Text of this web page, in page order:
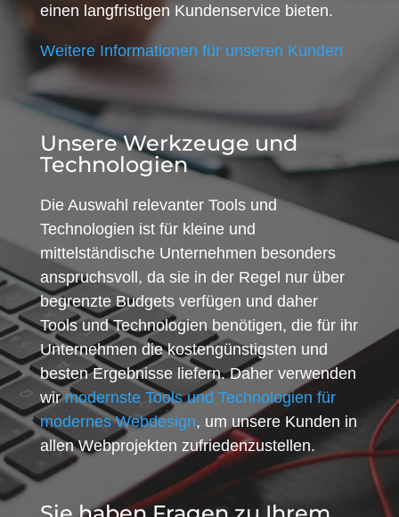
einen langfristigen Kundenservice bieten.
Weitere Informationen für unseren Kunden
Unsere Werkzeuge und
Technologien
Die Auswahl relevanter Tools und
Technologien ist für kleine und
mittelständische Unternehmen besonders
anspruchsvoll, da sie in der Regel nur über
begrenzte Budgets verfügen und daher
Tools und Technologien benötigen, die für ihr
Unternehmen die kostengünstigsten und
besten Ergebnisse liefern. Daher verwenden
wirmodernste Tools und Technologien für
modernes Webdesign, um unsere Kunden in
allen Webprojekten zufriedenzustellen.